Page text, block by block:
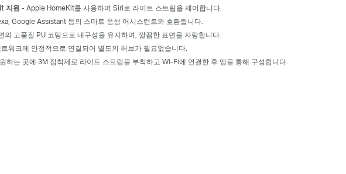
지원 - Apple HomeKit를 사용하여 Siri로 라이트 스트립을 제어합니다.
Google Assistant 등의 스마트 음성 어시스턴트와 호환됩니다.
의 고품질 PU 코팅으로 내구성을 유지하며, 깔끔한 표면을 자랑합니다.
워크에 안정적으로 연결되어 별도의 허브가 필요없습니다.
하는 곳에 3M 접착제로 라이트 스트립을 부착하고 Wi-Fi에 연결한 후 앱을 통해 구성합니다.